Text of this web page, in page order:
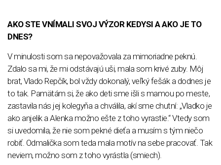
AKO STE VNÍMALI SVOJ VÝZOR KEDYSI A AKO JE TO
DNES?
V minulosti som sa nepovažovala za mimoriadne peknú.
Zdalo sa mi, že mi odstávajú uši, mala som krivé zuby. Môj
brat, Vlado Repčík, bol vždy dokonalý, veľký fešák a dodnes je
to tak. Pamätám si, že ako deti sme išli s mamou po meste,
zastavila nás jej kolegyňa a chválila, akí sme chutní: „Vladko je
ako anjelik a Alenka možno ešte z toho vyrastie.“ Vtedy som
si uvedomila, že nie som pekné dieťa a musím s tým niečo
robiť. Odmalička som teda mala motív na sebe pracovať. Tak
neviem, možno som z toho vyrástla (smiech).